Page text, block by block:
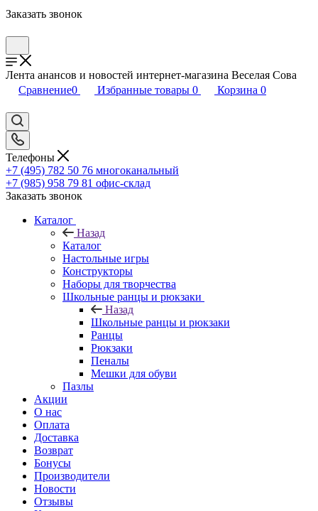
Заказать звонок
Лента анансов и новостей интернет-магазина Веселая Сова
Сравнение0 Избранные товары 0 Корзина 0
Телефоны
+7 (495) 782 50 76 многоканальный
+7 (985) 958 79 81 офис-склад
Заказать звонок
Каталог
Назад
Каталог
Настольные игры
Конструкторы
Наборы для творчества
Школьные ранцы и рюкзаки
Назад
Школьные ранцы и рюкзаки
Ранцы
Рюкзаки
Пеналы
Мешки для обуви
Пазлы
Акции
О нас
Оплата
Доставка
Возврат
Бонусы
Производители
Новости
Отзывы